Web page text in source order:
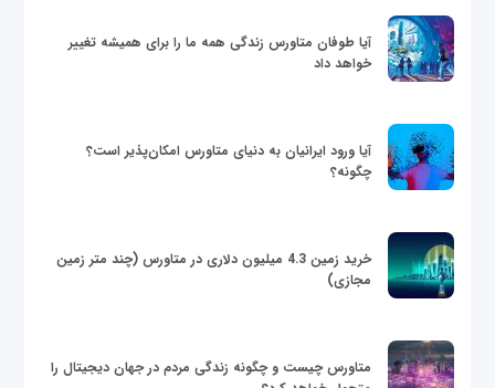
آیا طوفان متاورس زندگی همه ما را برای همیشه تغییر
خواهد داد
آیا ورود ایرانیان به دنیای متاورس امکان‌پذیر است؟
چگونه؟
خرید زمین 4.3 میلیون دلاری در متاورس (چند متر زمین
مجازی)
متاورس چیست و چگونه زندگی مردم در جهان دیجیتال را